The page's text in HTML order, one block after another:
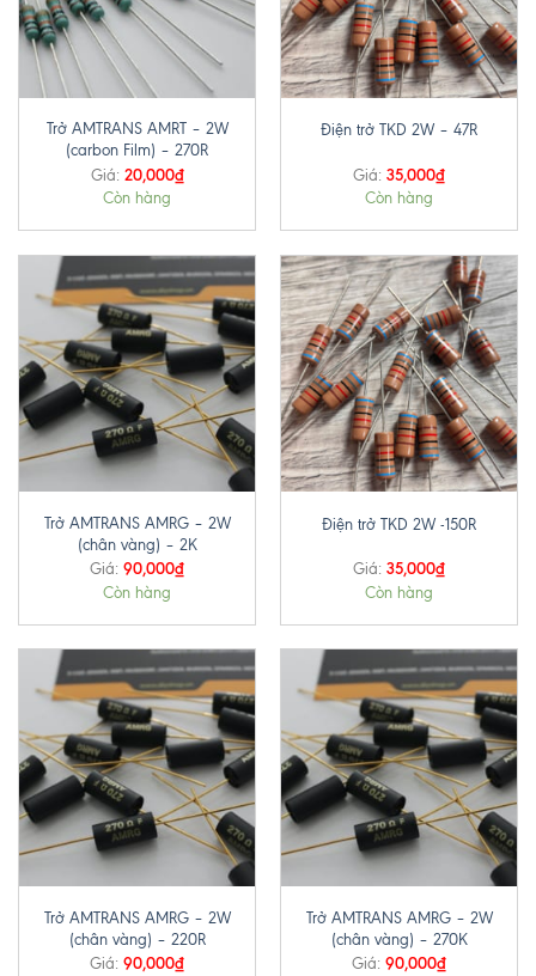
Trở AMTRANS AMRT – 2W
(carbon Film) – 270R
Giá: 20,000₫
Còn hàng
Điện trở TKD 2W – 47R
Giá: 35,000₫
Còn hàng
Trở AMTRANS AMRG – 2W
(chân vàng) – 2K
Giá: 90,000₫
Còn hàng
Điện trở TKD 2W -150R
Giá: 35,000₫
Còn hàng
Trở AMTRANS AMRG – 2W
(chân vàng) – 220R
Giá: 90,000₫
Trở AMTRANS AMRG – 2W
(chân vàng) – 270K
Giá: 90,000₫